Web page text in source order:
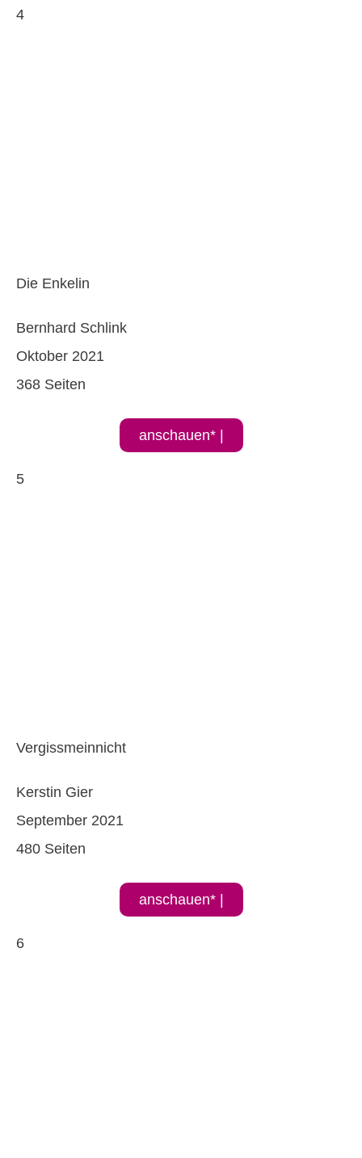
4
Die Enkelin
Bernhard Schlink
Oktober 2021
368 Seiten
anschauen* |
5
Vergissmeinnicht
Kerstin Gier
September 2021
480 Seiten
anschauen* |
6